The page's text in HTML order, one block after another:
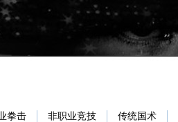
拳击 非职业竞技 传统国术